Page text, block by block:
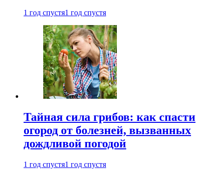
1 год спустя1 год спустя
Тайная сила грибов: как спасти
огород от болезней, вызванных
дождливой погодой
1 год спустя1 год спустя